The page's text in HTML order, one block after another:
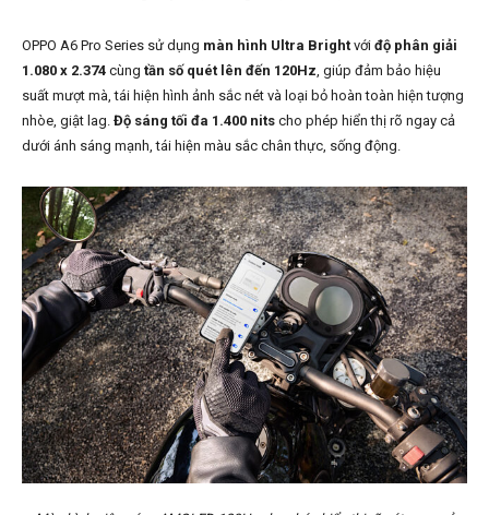
OPPO A6 Pro Series sử dụng màn hình Ultra Bright với độ phân giải
1.080 x 2.374 cùng tần số quét lên đến 120Hz, giúp đảm bảo hiệu
suất mượt mà, tái hiện hình ảnh sắc nét và loại bỏ hoàn toàn hiện tượng
nhòe, giật lag. Độ sáng tối đa 1.400 nits cho phép hiển thị rõ ngay cả
dưới ánh sáng mạnh, tái hiện màu sắc chân thực, sống động.